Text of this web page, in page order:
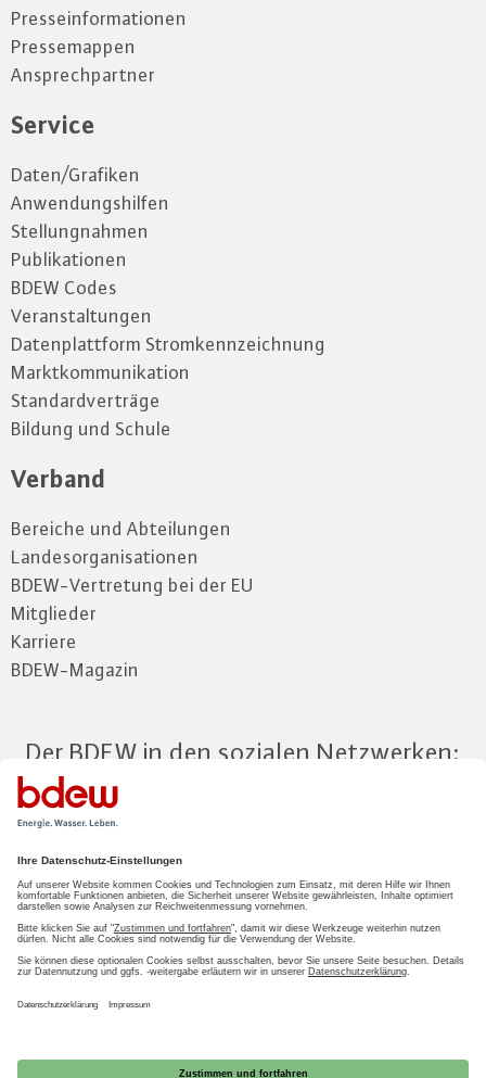
Presseinformationen
Pressemappen
Ansprechpartner
Service
Daten/Grafiken
Anwendungshilfen
Stellungnahmen
Publikationen
BDEW Codes
Veranstaltungen
Datenplattform Stromkennzeichnung
Marktkommunikation
Standardverträge
Bildung und Schule
Verband
Bereiche und Abteilungen
Landesorganisationen
BDEW-Vertretung bei der EU
Mitglieder
Karriere
BDEW-Magazin
Der BDEW in den sozialen Netzwerken:
Zum Mitgliederbereich
LOGIN